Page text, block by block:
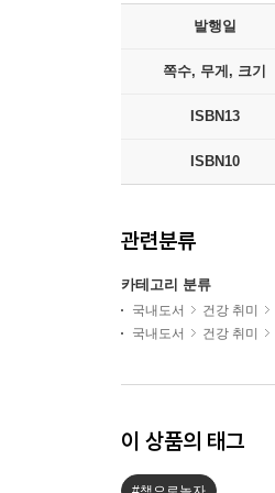
발행일
쪽수, 무게, 크기
ISBN13
ISBN10
관련분류
카테고리 분류
국내도서 건강 취미
국내도서
건강 취미
이 상품의 태그